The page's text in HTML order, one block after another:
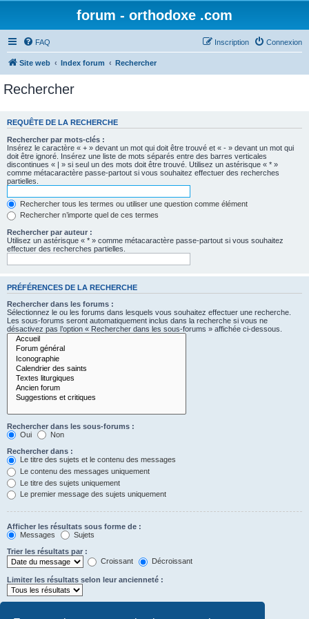
forum - orthodoxe .com
FAQ Connexion
Inscription
Site web Index forum Rechercher
Rechercher
REQUÊTE DE LA RECHERCHE
Rechercher par mots-clés :
Insérez le caractère « + » devant un mot qui doit être trouvé et « - » devant un mot qui
doit être ignoré. Insérez une liste de mots séparés entre des barres verticales
discontinues « | » si seul un des mots doit être trouvé. Utilisez un astérisque « * »
comme métacaractère passe-partout si vous souhaitez effectuer des recherches
partielles.
Rechercher tous les termes ou utiliser une question comme élément
Rechercher n’importe quel de ces termes
Rechercher par auteur :
Utilisez un astérisque « * » comme métacaractère passe-partout si vous souhaitez
effectuer des recherches partielles.
PRÉFÉRENCES DE LA RECHERCHE
Rechercher dans les forums :
Sélectionnez le ou les forums dans lesquels vous souhaitez effectuer une recherche.
Les sous-forums seront automatiquement inclus dans la recherche si vous ne
désactivez pas l’option « Rechercher dans les sous-forums » affichée ci-dessous.
Rechercher dans les sous-forums :
Oui
Non
Rechercher dans :
Le titre des sujets et le contenu des messages
Le contenu des messages uniquement
Le titre des sujets uniquement
Le premier message des sujets uniquement
Afficher les résultats sous forme de :
Messages
Sujets
Trier les résultats par :
Croissant
Décroissant
Limiter les résultats selon leur ancienneté :